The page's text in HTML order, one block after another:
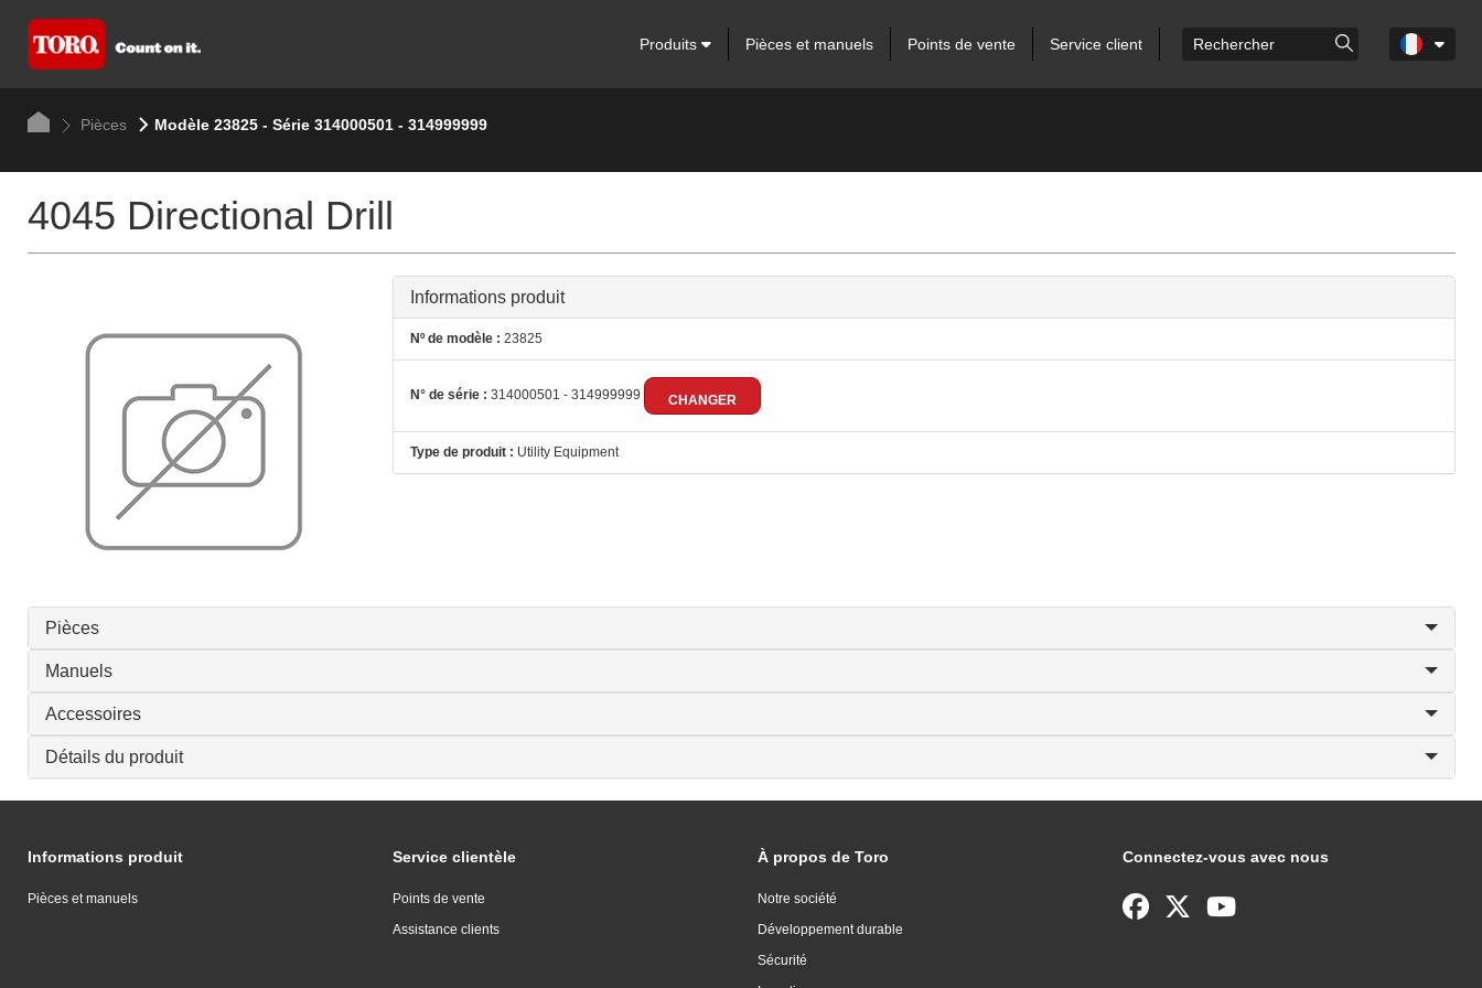
Produits Pièces et manuels Points de vente Service client
Pièces Modèle 23825 - Série 314000501 - 314999999
4045 Directional Drill
Informations produit
Nº de modèle : 23825
N° de série : 314000501 - 314999999 CHANGER
Type de produit : Utility Equipment
Pièces
Manuels
Accessoires
Détails du produit
Informations produit
Pièces et manuels
Service clientèle
Points de vente
Assistance clients
À propos de Toro
Notre société
Développement durable
Sécurité
Connectez-vous avec nous